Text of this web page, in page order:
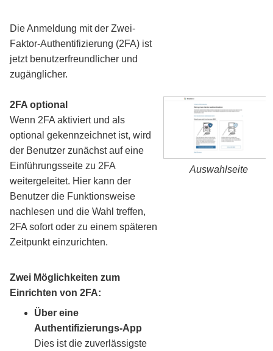
Die Anmeldung mit der Zwei-
Faktor-Authentifizierung (2FA) ist
jetzt benutzerfreundlicher und
zugänglicher.
2FA optional
Wenn 2FA aktiviert und als
optional gekennzeichnet ist, wird
der Benutzer zunächst auf eine
Einführungsseite zu 2FA
weitergeleitet. Hier kann der
Benutzer die Funktionsweise
nachlesen und die Wahl treffen,
2FA sofort oder zu einem späteren
Zeitpunkt einzurichten.
Auswahlseite
Zwei Möglichkeiten zum
Einrichten von 2FA:
Über eine
Authentifizierungs-App
Dies ist die zuverlässigste